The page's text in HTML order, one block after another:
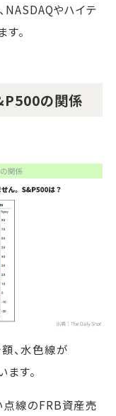
NASDAQやハイテ
。
の関係
、水色線が
す。
点線のFRB資産売